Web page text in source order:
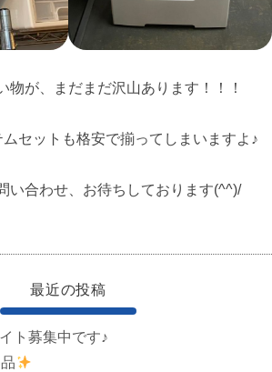
物が、まだまだ沢山あります！！！
セットも格安で揃ってしまいますよ♪
い合わせ、お待ちしております(^^)/
最近の投稿
ト募集中です♪